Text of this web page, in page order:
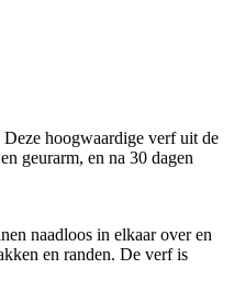
hoogwaardige verf uit de
geurarm, en na 30 dagen
naadloos in elkaar over en
en randen. De verf is